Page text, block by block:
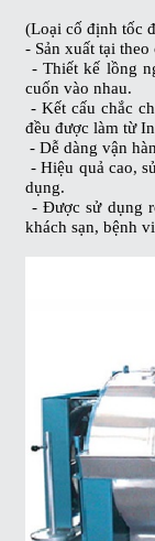
(Loại cố định tốc
- Sản xuất tại
- Thiết kế lồng
cuốn vào nhau.
- Kết cấu chắc
đều được làm từ
- Dễ dàng vận
- Hiệu quả cao,
dụng.
- Được sử dụng
khách sạn, bệnh